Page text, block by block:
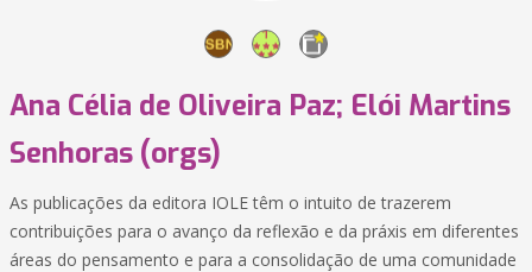
Ana Célia de Oliveira Paz; Elói Martins
Senhoras (orgs)
As publicações da editora IOLE têm o intuito de trazerem
contribuições para o avanço da reflexão e da práxis em diferentes
áreas do pensamento e para a consolidação de uma comunidade